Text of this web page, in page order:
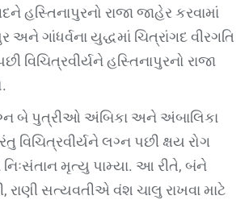
હસ્તિનાપુરનો રાજા જાહેર કરવામાં
અને ગાંધર્વના યુદ્ધમાં ચિત્રાંગદ વીરગતિ
વિચિત્રવીર્યને હસ્તિનાપુરનો રાજા
બે પુત્રીઓ અંબિકા અને અંબાલિકા
વિચિત્રવીર્યને લગ્ન પછી ક્ષય રોગ
મૃત્યુ પામ્યા. આ રીતે, બંને
રાણી સત્યવતીએ વંશ ચાલુ રાખવા માટે